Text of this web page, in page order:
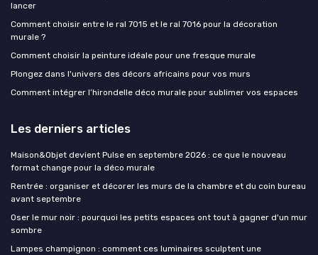
lancer
Comment choisir entre le ral 7015 et le ral 7016 pour la décoration
murale ?
Comment choisir la peinture idéale pour une fresque murale
Plongez dans l'univers des décors africains pour vos murs
Comment intégrer l’hirondelle déco murale pour sublimer vos espaces
Les derniers articles
Maison&Objet devient Pulse en septembre 2026 : ce que le nouveau
format change pour la déco murale
Rentrée : organiser et décorer les murs de la chambre et du coin bureau
avant septembre
Oser le mur noir : pourquoi les petits espaces ont tout à gagner d'un mur
sombre
Lampes champignon : comment ces luminaires sculptent une